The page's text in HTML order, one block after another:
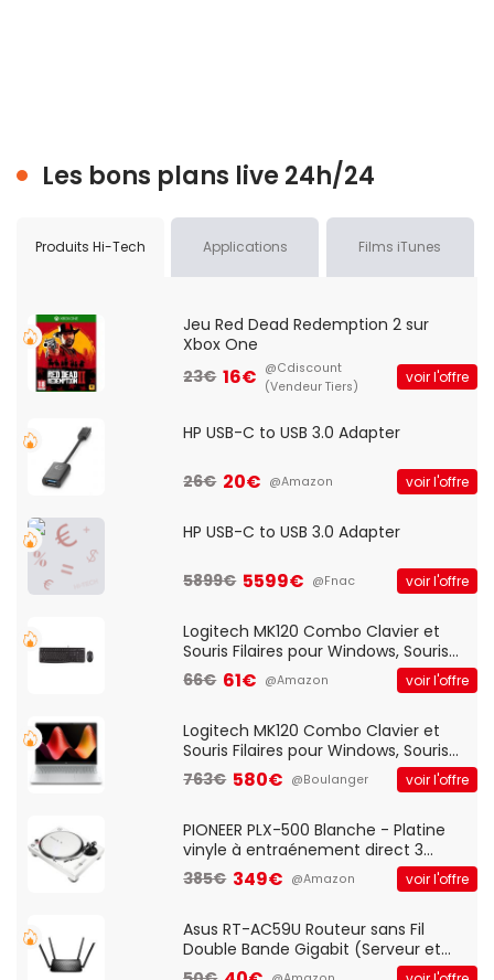
Les bons plans live 24h/24
Produits Hi-Tech Applications Films iTunes
Jeu Red Dead Redemption 2 sur
Xbox One
23€ 16€ @Cdiscount
(Vendeur Tiers)
voir l'offre
HP USB-C to USB 3.0 Adapter
26€ 20€ @Amazon voir l'offre
HP USB-C to USB 3.0 Adapter
5899€ 5599€ @Fnac voir l'offre
Logitech MK120 Combo Clavier et
Souris Filaires pour Windows, Souris
Optique Filaire, Connexion USB Plug
And Play, Confortable, Taille
QWERTY UK - Noir
66€ 61€ @Amazon voir l'offre
Logitech MK120 Combo Clavier et
Souris Filaires pour Windows, Souris
Optique Filaire, Connexion USB Plug
And Play, Confortable, Taille
QWERTY UK - Noir
763€ 580€ @Boulanger voir l'offre
PIONEER PLX-500 Blanche - Platine
vinyle à entraénement direct 3
vitesses (33-45-78 trs/min) avec
pre-ampli intégré et port USB
385€ 349€ @Amazon voir l'offre
Asus RT-AC59U Routeur sans Fil
Double Bande Gigabit (Serveur et
Client VPN, Triple Vlan, Mode Point